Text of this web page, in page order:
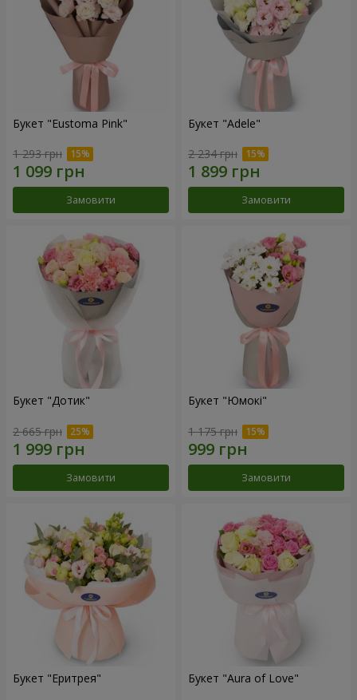
Букет "Eustoma Pink"
1 293 грн
Замовити
Букет "Adele"
2 234 грн
Замовити
Букет "Дотик"
2 665 грн
Замовити
Букет "Юмокі"
1 175 грн
Замовити
Букет "Еритрея" Букет "Aura of Love"